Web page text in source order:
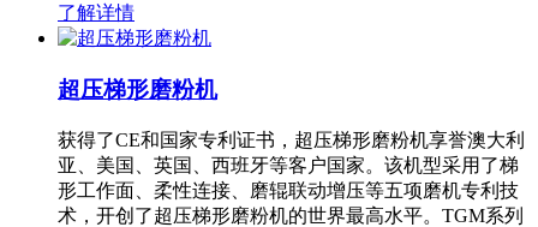
了解详情
超压梯形磨粉机
获得了CE和国家专利证书，超压梯形磨粉机享誉澳大利
亚、美国、英国、西班牙等客户国家。该机型采用了梯
形工作面、柔性连接、磨辊联动增压等五项磨机专利技
术，开创了超压梯形磨粉机的世界最高水平。TGM系列